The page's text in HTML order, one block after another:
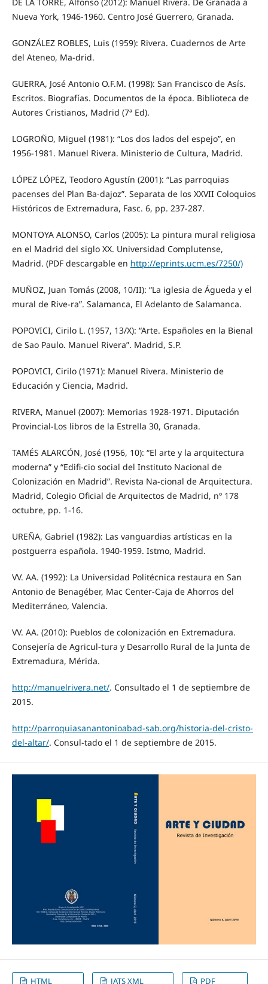
Nueva York, 1946-1960. Centro José Guerrero, Granada.
GONZÁLEZ ROBLES, Luis (1959): Rivera. Cuadernos de Arte
del Ateneo, Ma-drid.
GUERRA, José Antonio O.F.M. (1998): San Francisco de Asís.
Escritos. Biografías. Documentos de la época. Biblioteca de
Autores Cristianos, Madrid (7ª Ed).
LOGROÑO, Miguel (1981): “Los dos lados del espejo”, en
1956-1981. Manuel Rivera. Ministerio de Cultura, Madrid.
LÓPEZ LÓPEZ, Teodoro Agustín (2001): “Las parroquias
pacenses del Plan Ba-dajoz”. Separata de los XXVII Coloquios
Históricos de Extremadura, Fasc. 6, pp. 237-287.
MONTOYA ALONSO, Carlos (2005): La pintura mural religiosa
en el Madrid del siglo XX. Universidad Complutense,
Madrid. (PDF descargable en http://eprints.ucm.es/7250/)
MUÑOZ, Juan Tomás (2008, 10/II): “La iglesia de Águeda y el
mural de Rive-ra”. Salamanca, El Adelanto de Salamanca.
POPOVICI, Cirilo L. (1957, 13/X): “Arte. Españoles en la Bienal
de Sao Paulo. Manuel Rivera”. Madrid, S.P.
POPOVICI, Cirilo (1971): Manuel Rivera. Ministerio de
Educación y Ciencia, Madrid.
RIVERA, Manuel (2007): Memorias 1928-1971. Diputación
Provincial-Los libros de la Estrella 30, Granada.
TAMÉS ALARCÓN, José (1956, 10): “El arte y la arquitectura
moderna” y “Edifi-cio social del Instituto Nacional de
Colonización en Madrid”. Revista Na-cional de Arquitectura.
Madrid, Colegio Oficial de Arquitectos de Madrid, nº 178
octubre, pp. 1-16.
UREÑA, Gabriel (1982): Las vanguardias artísticas en la
postguerra española. 1940-1959. Istmo, Madrid.
VV. AA. (1992): La Universidad Politécnica restaura en San
Antonio de Benagéber, Mac Center-Caja de Ahorros del
Mediterráneo, Valencia.
VV. AA. (2010): Pueblos de colonización en Extremadura.
Consejería de Agricul-tura y Desarrollo Rural de la Junta de
Extremadura, Mérida.
http://manuelrivera.net/. Consultado el 1 de septiembre de
2015.
http://parroquiasanantonioabad-sab.org/historia-del-cristo-
del-altar/. Consul-tado el 1 de septiembre de 2015.
HTML
JATS XML
PDF